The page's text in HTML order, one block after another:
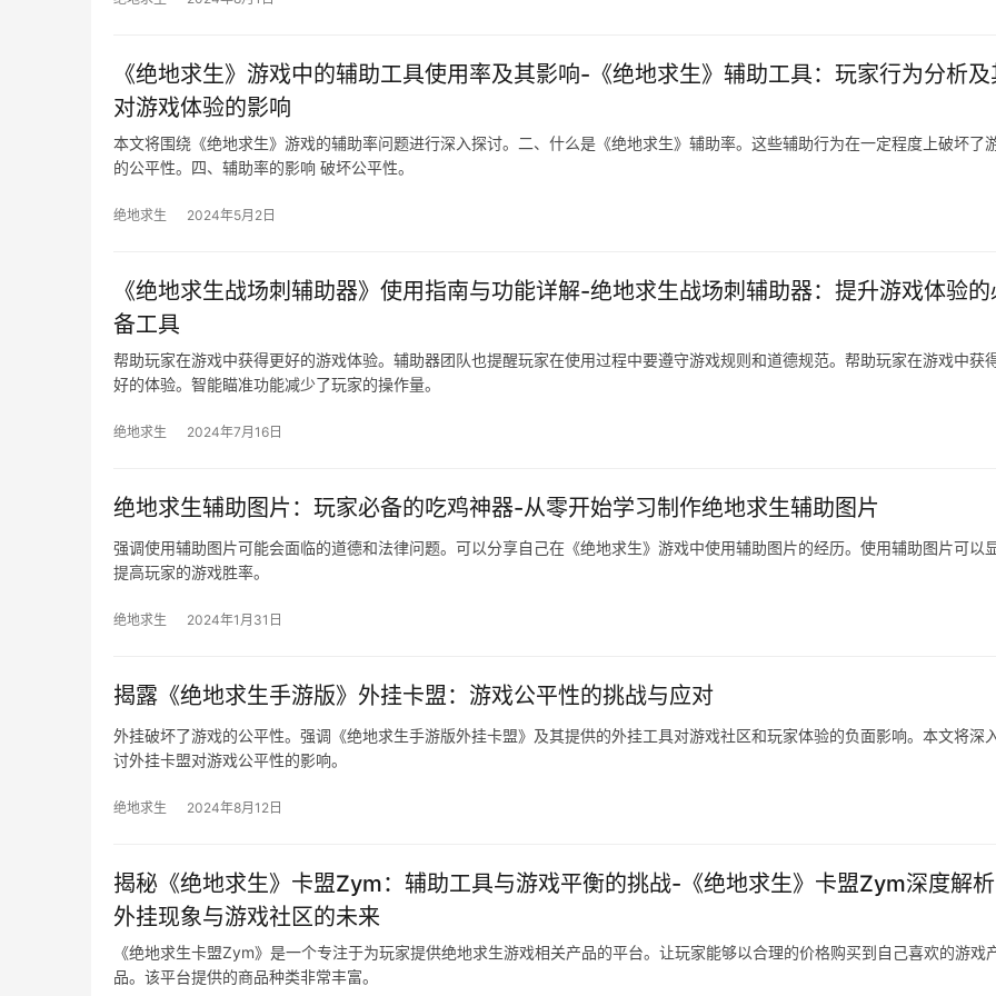
《绝地求生》游戏中的辅助工具使用率及其影响-《绝地求生》辅助工具：玩家行为分析及
对游戏体验的影响
本文将围绕《绝地求生》游戏的辅助率问题进行深入探讨。二、什么是《绝地求生》辅助率。这些辅助行为在一定程度上破坏了
的公平性。四、辅助率的影响 破坏公平性。
绝地求生 2024年5月2日
《绝地求生战场刺辅助器》使用指南与功能详解-绝地求生战场刺辅助器：提升游戏体验的
备工具
帮助玩家在游戏中获得更好的游戏体验。辅助器团队也提醒玩家在使用过程中要遵守游戏规则和道德规范。帮助玩家在游戏中获
好的体验。智能瞄准功能减少了玩家的操作量。
绝地求生 2024年7月16日
绝地求生辅助图片：玩家必备的吃鸡神器-从零开始学习制作绝地求生辅助图片
强调使用辅助图片可能会面临的道德和法律问题。可以分享自己在《绝地求生》游戏中使用辅助图片的经历。使用辅助图片可以
提高玩家的游戏胜率。
绝地求生 2024年1月31日
揭露《绝地求生手游版》外挂卡盟：游戏公平性的挑战与应对
外挂破坏了游戏的公平性。强调《绝地求生手游版外挂卡盟》及其提供的外挂工具对游戏社区和玩家体验的负面影响。本文将深
讨外挂卡盟对游戏公平性的影响。
绝地求生 2024年8月12日
揭秘《绝地求生》卡盟Zym：辅助工具与游戏平衡的挑战-《绝地求生》卡盟Zym深度解析
外挂现象与游戏社区的未来
《绝地求生卡盟Zym》是一个专注于为玩家提供绝地求生游戏相关产品的平台。让玩家能够以合理的价格购买到自己喜欢的游戏
品。该平台提供的商品种类非常丰富。